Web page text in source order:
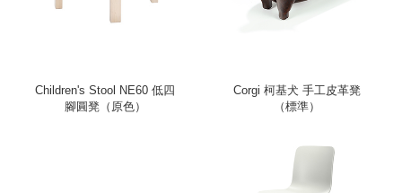
Children's Stool NE60 低四
腳圓凳（原色）
Corgi 柯基犬 手工皮革凳
（標準）